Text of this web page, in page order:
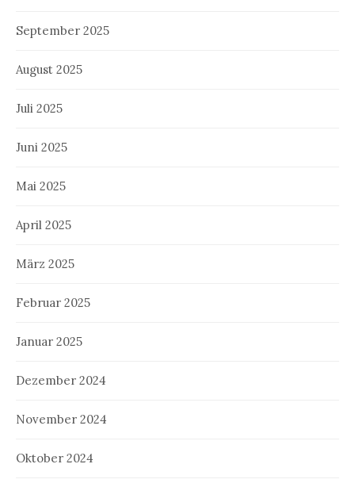
September 2025
August 2025
Juli 2025
Juni 2025
Mai 2025
April 2025
März 2025
Februar 2025
Januar 2025
Dezember 2024
November 2024
Oktober 2024